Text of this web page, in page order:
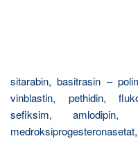
sitarabin, basitrasin –
vinblastin, pethidin,
sefiksim, amlodipin,